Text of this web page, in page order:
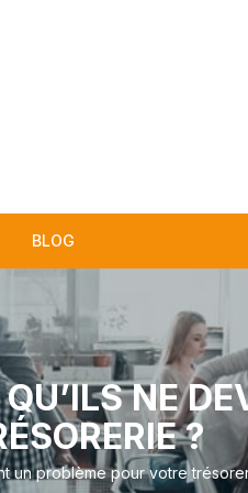
BLOG
NE
?
un problème pour votre